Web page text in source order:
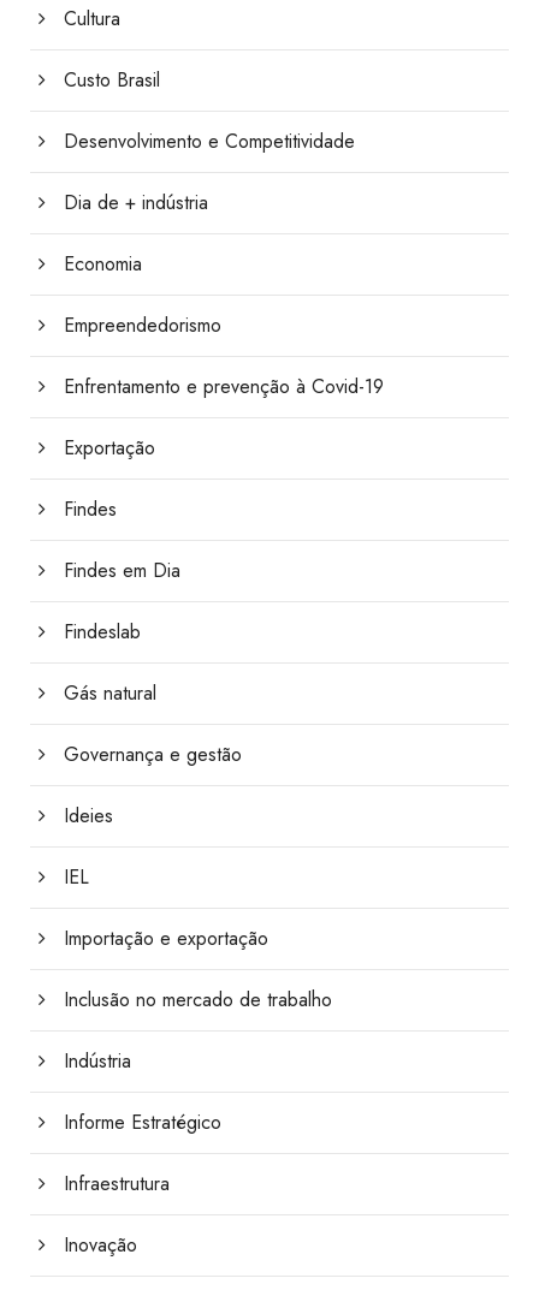
Cultura
Custo Brasil
Desenvolvimento e Competitividade
Dia de + indústria
Economia
Empreendedorismo
Enfrentamento e prevenção à Covid-19
Exportação
Findes
Findes em Dia
Findeslab
Gás natural
Governança e gestão
Ideies
IEL
Importação e exportação
Inclusão no mercado de trabalho
Indústria
Informe Estratégico
Infraestrutura
Inovação